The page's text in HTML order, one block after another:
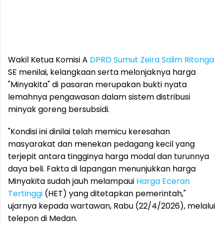
Wakil Ketua Komisi A DPRD Sumut Zeira Salim Ritonga
SE menilai, kelangkaan serta melonjaknya harga
"Minyakita" di pasaran merupakan bukti nyata
lemahnya pengawasan dalam sistem distribusi
minyak goreng bersubsidi.
"Kondisi ini dinilai telah memicu keresahan
masyarakat dan menekan pedagang kecil yang
terjepit antara tingginya harga modal dan turunnya
daya beli. Fakta di lapangan menunjukkan harga
Minyakita sudah jauh melampaui Harga Eceran
Tertinggi (HET) yang ditetapkan pemerintah,"
ujarnya kepada wartawan, Rabu (22/4/2026), melalui
telepon di Medan.